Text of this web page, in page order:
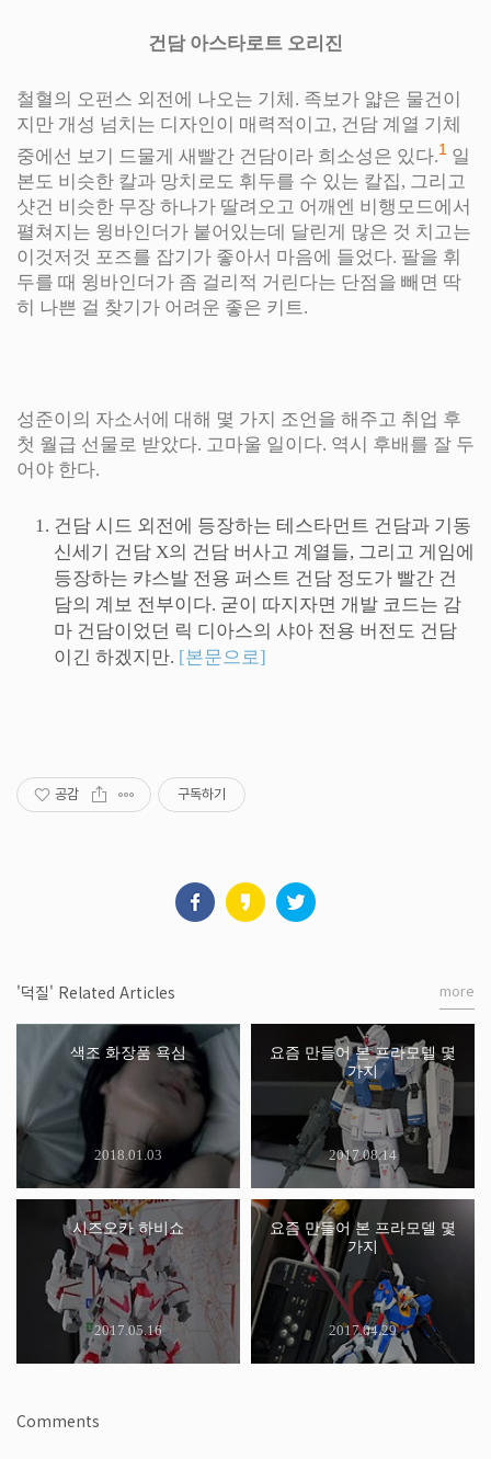
건담 아스타로트 오리진
철혈의 오펀스 외전에 나오는 기체. 족보가 얇은 물건이
지만 개성 넘치는 디자인이 매력적이고, 건담 계열 기체
중에선 보기 드물게 새빨간 건담이라 희소성은 있다.1 일
본도 비슷한 칼과 망치로도 휘두를 수 있는 칼집, 그리고
샷건 비슷한 무장 하나가 딸려오고 어깨엔 비행모드에서
펼쳐지는 윙바인더가 붙어있는데 달린게 많은 것 치고는
이것저것 포즈를 잡기가 좋아서 마음에 들었다. 팔을 휘
두를 때 윙바인더가 좀 걸리적 거린다는 단점을 빼면 딱
히 나쁜 걸 찾기가 어려운 좋은 키트.
성준이의 자소서에 대해 몇 가지 조언을 해주고 취업 후
첫 월급 선물로 받았다. 고마울 일이다. 역시 후배를 잘 두
어야 한다.
건담 시드 외전에 등장하는 테스타먼트 건담과 기동
신세기 건담 X의 건담 버사고 계열들, 그리고 게임에
등장하는 캬스발 전용 퍼스트 건담 정도가 빨간 건
담의 계보 전부이다. 굳이 따지자면 개발 코드는 감
마 건담이었던 릭 디아스의 샤아 전용 버전도 건담
이긴 하겠지만. [본문으로]
공감 구독하기
'덕질' Related Articles
색조 화장품 욕심
2018.01.03
요즘 만들어 본 프라모델 몇
가지
2017.08.14
시즈오카 하비쇼
2017.05.16
요즘 만들어 본 프라모델 몇
가지
2017.04.29
more
Comments